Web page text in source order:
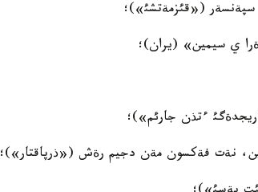
سپةنسةر («قئزمةتشئ»)؛
ي سيمين» (يران)؛
ءتذن جارئم»)؛
نةت فةكسون مةن دجيم رةش («ذرپاقتار»)؛